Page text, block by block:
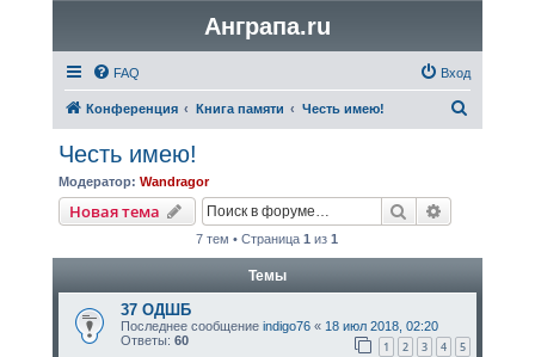
Анграпа.ru
FAQ Вход
Конференция Книга памяти Честь имею!
Честь имею!
Модератор: Wandragor
Новая тема Поиск
7 тем • Страница1 из1
Темы
37 ОДШБ
Последнее сообщение indigo76« 18 июл 2018, 02:20
Ответы: 60 1 2 3 4 5